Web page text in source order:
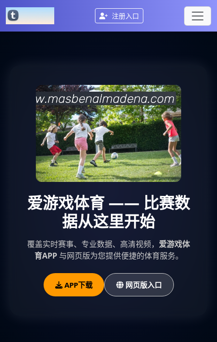
注册入口
爱游戏体育 —— 比赛数
据从这里开始
覆盖实时赛事、专业数据、高清视频， 爱游戏体
育APP与网页版为您提供便捷的体育服务。
APP下载 网页版入口